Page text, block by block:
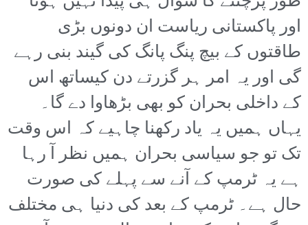
اور پاکستانی ریاست ان دونوں بڑی
طاقتوں کے بیچ پنگ پانگ کی گیند بنی رہے
گی اور یہ امر ہر گزرتے دن کیساتھ اس
کے داخلی بحران کو بھی بڑھاوا دے گا۔
یہاں ہمیں یہ یاد رکھنا چاہیے کہ اس وقت
تک تو جو سیاسی بحران ہمیں نظر آ رہا
ہے یہ ٹرمپ کے آنے سے پہلے کی صورت
حال ہے۔ ٹرمپ کے بعد کی دنیا ہی مختلف